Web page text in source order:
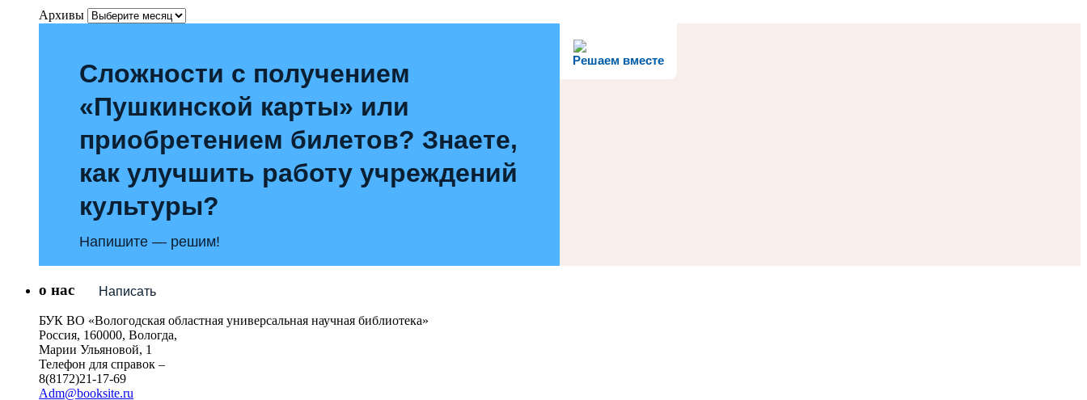
Архивы
Решаем вместе
Сложности с получением
«Пушкинской карты» или
приобретением билетов? Знаете,
как улучшить работу учреждений
культуры?
Напишите — решим!
Написать
о нас
БУК ВО «Вологодская областная универсальная научная библиотека»
Россия, 160000, Вологда,
Марии Ульяновой, 1
Телефон для справок –
8(8172)21-17-69
Adm@booksite.ru